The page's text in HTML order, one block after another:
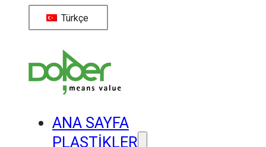
Türkçe
ANA SAYFA
PLASTİKLER